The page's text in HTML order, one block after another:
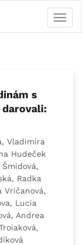
s
Vladimíra
Hudeček
Radka
Vričanová,
Lucia
Andrea